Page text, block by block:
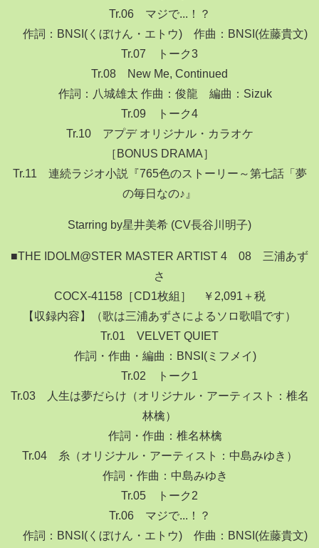
Tr.06 マジで...！？
作詞：BNSI(くぼけん・エトウ) 作曲：BNSI(佐藤貴文)
Tr.07 トーク3
Tr.08 New Me, Continued
作詞：八城雄太 作曲：俊龍 編曲：Sizuk
Tr.09 トーク4
Tr.10 アプデ オリジナル・カラオケ
［BONUS DRAMA］
Tr.11 連続ラジオ小説『765色のストーリー～第七話「夢
の毎日なの♪』
Starring by星井美希 (CV長谷川明子)
■THE IDOLM@STER MASTER ARTIST 4 08 三浦あず
さ
COCX-41158［CD1枚組］ ￥2,091＋税
【収録内容】（歌は三浦あずさによるソロ歌唱です）
Tr.01 VELVET QUIET
作詞・作曲・編曲：BNSI(ミフメイ)
Tr.02 トーク1
Tr.03 人生は夢だらけ（オリジナル・アーティスト：椎名
林檎）
作詞・作曲：椎名林檎
Tr.04 糸（オリジナル・アーティスト：中島みゆき）
作詞・作曲：中島みゆき
Tr.05 トーク2
Tr.06 マジで...！？
作詞：BNSI(くぼけん・エトウ) 作曲：BNSI(佐藤貴文)